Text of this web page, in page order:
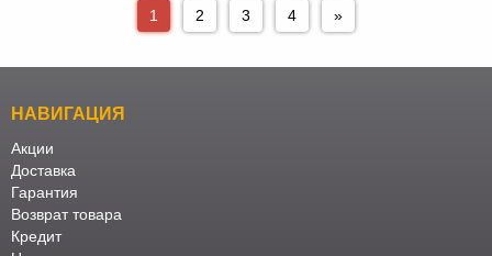
1 2 3 4 »
НАВИГАЦИЯ
Акции
Доставка
Гарантия
Возврат товара
Кредит